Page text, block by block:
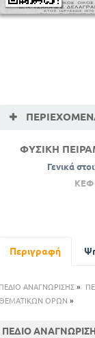
ΦΥΣΙΚΗ
Γενικά
ΚΕΦ
Περιγραφή
ΠΕΔΙΟ ΑΝΑΓΝΩΡΙΣΗΣ»
ΟΡΩΝ »
ΠΕΔΙΟ